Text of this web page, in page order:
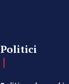
Politici